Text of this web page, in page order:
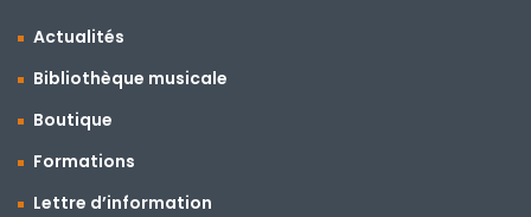
Actualités
Bibliothèque musicale
Boutique
Formations
Lettre d’information